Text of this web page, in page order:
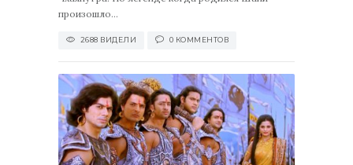
произошло...
2688 ВИДЕЛИ 0 КОММЕНТОВ